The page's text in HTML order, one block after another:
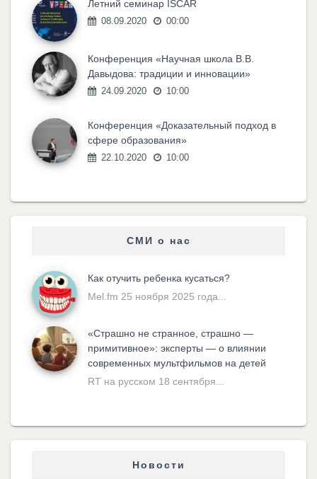
Летний семинар ISCAR
08.09.2020 00:00
Конференция «Научная школа В.В.
Давыдова: традиции и инновации»
24.09.2020 10:00
Конференция «Доказательный подход в
сфере образования»
22.10.2020 10:00
СМИ о нас
Как отучить ребенка кусаться?
Mel.fm 25 ноября 2025 года...
«Cтрашно не странное, страшно —
примитивное»: эксперты — о влиянии
современных мультфильмов на детей
RT на русском 18 сентября...
Новости